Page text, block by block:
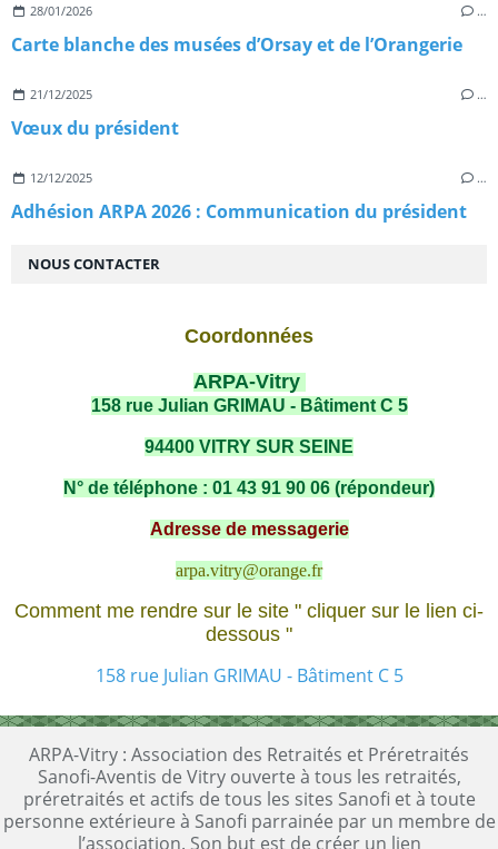
28/01/2026 …
Carte blanche des musées d’Orsay et de l’Orangerie
21/12/2025 …
Vœux du président
12/12/2025 …
Adhésion ARPA 2026 : Communication du président
NOUS CONTACTER
Coordonnées
ARPA-Vitry
158 rue Julian GRIMAU - Bâtiment C 5
94400 VITRY SUR SEINE
N° de téléphone : 01 43 91 90 06 (répondeur)
Adresse de messagerie
arpa.vitry@orange.fr
Comment me rendre sur le site " cliquer sur le lien ci-
dessous "
158 rue Julian GRIMAU - Bâtiment C 5
ARPA-Vitry : Association des Retraités et Préretraités
Sanofi-Aventis de Vitry ouverte à tous les retraités,
préretraités et actifs de tous les sites Sanofi et à toute
personne extérieure à Sanofi parrainée par un membre de
l’association. Son but est de créer un lien